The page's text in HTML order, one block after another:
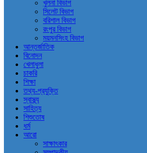
খুলনা বিভাগ
সিলেট বিভাগ
বরিশাল বিভাগ
রংপুর বিভাগ
ময়মনসিংহ বিভাগ
আন্তর্জাতিক
বিনোদন
খেলাধুলা
চাকরি
শিক্ষা
তথ্য-প্রযুক্তি
স্বাস্থ্য
সাহিত্য
শিশুতোষ
ধর্ম
আরো
সাক্ষাৎকার